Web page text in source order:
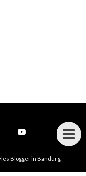
Blogger in Bandung